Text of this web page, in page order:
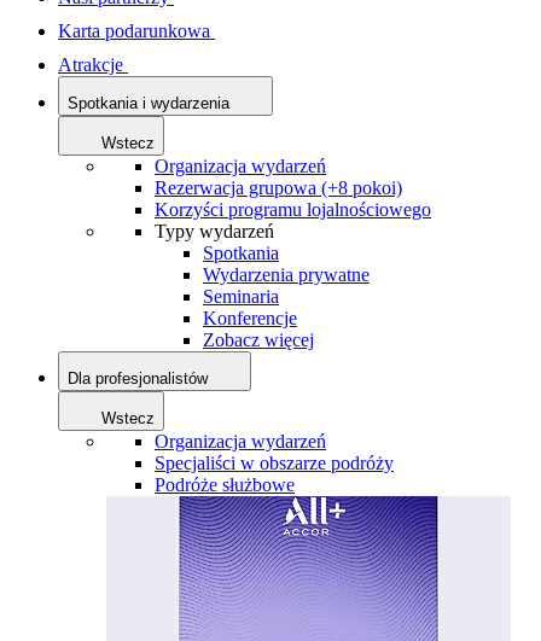
Karta podarunkowa
Atrakcje
Spotkania i wydarzenia
Wstecz
Organizacja wydarzeń
Rezerwacja grupowa (+8 pokoi)
Korzyści programu lojalnościowego
Typy wydarzeń
Spotkania
Wydarzenia prywatne
Seminaria
Konferencje
Zobacz więcej
Dla profesjonalistów
Wstecz
Organizacja wydarzeń
Specjaliści w obszarze podróży
Podróże służbowe